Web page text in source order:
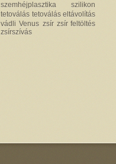
szemhéjplasztika
szilikon
tetoválás tetoválás eltávolítás
vádli Venus zsír zsír feltöltés
zsírszívás